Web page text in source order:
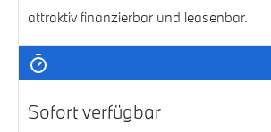
attraktiv finanzierbar und leasenbar.
Sofort verfügbar